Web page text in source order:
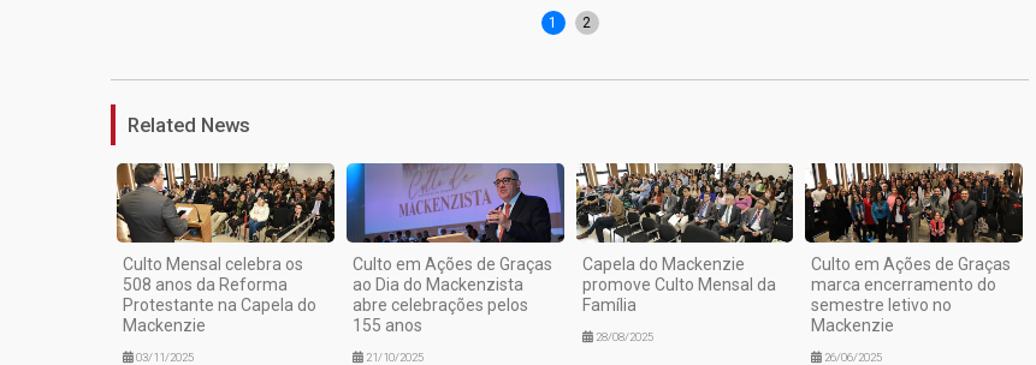
1 2
Related News
Culto Mensal celebra os
508 anos da Reforma
Protestante na Capela do
Mackenzie
03/11/2025
Culto em Ações de Graças
ao Dia do Mackenzista
abre celebrações pelos
155 anos
21/10/2025
Capela do Mackenzie
promove Culto Mensal da
Família
28/08/2025
Culto em Ações de Graças
marca encerramento do
semestre letivo no
Mackenzie
26/06/2025